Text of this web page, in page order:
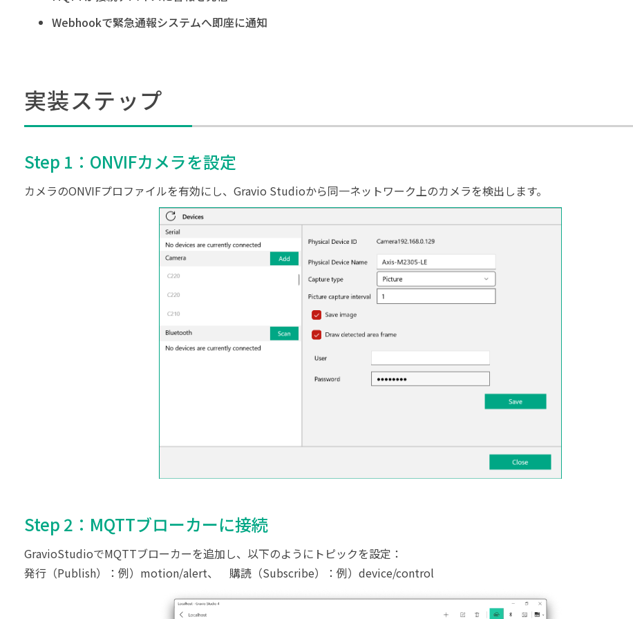
Webhookで緊急通報システムへ即座に通知
実装ステップ
Step 1：ONVIFカメラを設定
カメラのONVIFプロファイルを有効にし、Gravio Studioから同一ネットワーク上のカメラを検出します。
Step 2：MQTTブローカーに接続
GravioStudioでMQTTブローカーを追加し、以下のようにトピックを設定：
発行（Publish）：例）motion/alert、 購読（Subscribe）：例）device/control